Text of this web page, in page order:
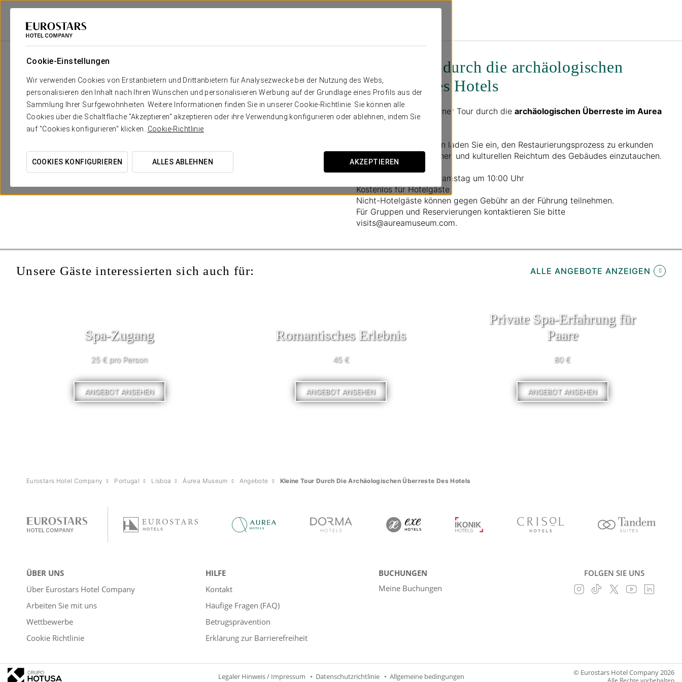
Cookie-Einstellungen
Wir verwenden Cookies von Erstanbietern und Drittanbietern für Analysezwecke bei der Nutzung des Webs,
personalisieren den Inhalt nach Ihren Wünschen und personalisieren Werbung auf der Grundlage eines Profils aus der
Sammlung Ihrer Surfgewohnheiten. Weitere Informationen finden Sie in unserer Cookie-Richtlinie. Sie können alle
Cookies über die Schaltfläche "Akzeptieren" akzeptieren oder ihre Verwendung konfigurieren oder ablehnen, indem Sie
auf "Cookies konfigurieren" klicken. Cookie-Richtlinie
COOKIES KONFIGURIEREN ALLES ABLEHNEN AKZEPTIEREN
Eurostars Hotel Company
Kleine Tour durch die archäologischen
Überreste des Hotels
Begleiten Sie uns zu einer Tour durch die archäologischen Überreste im Aurea
Museum !
Diese geführten Touren laden Sie ein, den Restaurierungsprozess zu erkunden
und in den künstlerischen und kulturellen Reichtum des Gebäudes einzutauchen.
Zeitplan: Montag bis Samstag um 10:00 Uhr
Kostenlos für Hotelgäste
Nicht-Hotelgäste können gegen Gebühr an der Führung teilnehmen.
Für Gruppen und Reservierungen kontaktieren Sie bitte
visits@aureamuseum.com.
Unsere Gäste interessierten sich auch für: ALLE ANGEBOTE ANZEIGEN
Spa-Zugang
25 € pro Person
ANGEBOT ANSEHEN
Romantisches Erlebnis
45 €
ANGEBOT ANSEHEN
Private Spa-Erfahrung für
Paare
80 €
ANGEBOT ANSEHEN
Eurostars Hotel Company Portugal Lisboa Áurea Museum Angebote Kleine Tour Durch Die Archäologischen Überreste Des Hotels
ÜBER UNS
Über Eurostars Hotel Company
Arbeiten Sie mit uns
Wettbewerbe
Cookie Richtlinie
HILFE
Kontakt
Häufige Fragen (FAQ)
Betrugsprävention
Erklärung zur Barrierefreiheit
BUCHUNGEN
Meine Buchungen
FOLGEN SIE UNS
Legaler Hinweis / Impressum Datenschutzrichtlinie Allgemeine bedingungen © Eurostars Hotel Company 2026
Alle Rechte vorbehalten